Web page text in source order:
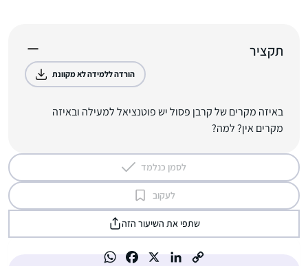
תקציר
הורדה ללמידה לא מקוונת
באיזה מקרים של קרבן פסול יש פוטנציאל למעילה ובאיזה
מקרים אין? למה?
לסמן כנלמד
לעקוב
שתפי את השיעור הזה